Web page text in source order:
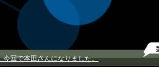
回で本田さんになりました。